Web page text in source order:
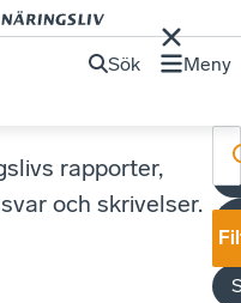
Sök Meny
rapporter,
och skrivelser.